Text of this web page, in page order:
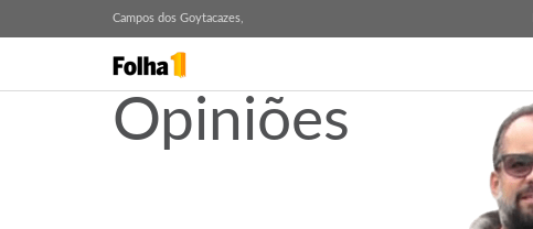
Campos dos Goytacazes,
Opiniões